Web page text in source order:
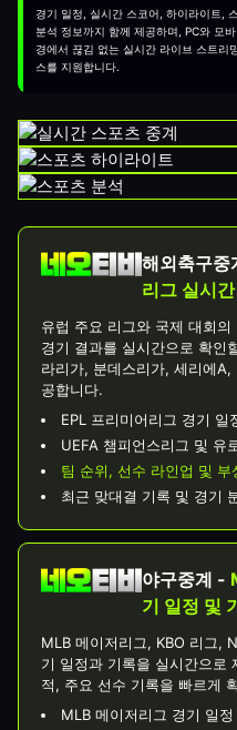
경기 일정, 실시간 스코어, 하이라이트,
분석 정보까지 함께 제공하며, PC와 모
경에서 끊김 없는 실시간 라이브 스트리
스를 지원합니다.
해외축구중
리그 실시
유럽 주요 리그와 국제 대회
경기 결과를 실시간으로 확인
라리가, 분데스리가, 세리에
공합니다.
EPL 프리미어리그 경기 일
UEFA 챔피언스리그 및 유
팀 순위, 선수 라인업 및 부
최근 맞대결 기록 및 경기
야구중계 -
기 일정 및
MLB 메이저리그, KBO 리그,
기 일정과 기록을 실시간으로
적, 주요 선수 기록을 빠르게
MLB 메이저리그 경기 일